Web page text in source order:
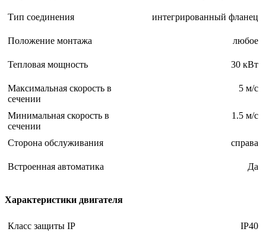
Тип соединения интегрированный фланец
Положение монтажа любое
Тепловая мощность 30 кВт
Максимальная скорость в
сечении
5 м/с
Минимальная скорость в
сечении
1.5 м/с
Сторона обслуживания справа
Встроенная автоматика Да
Характеристики двигателя
Класс защиты IP IP40